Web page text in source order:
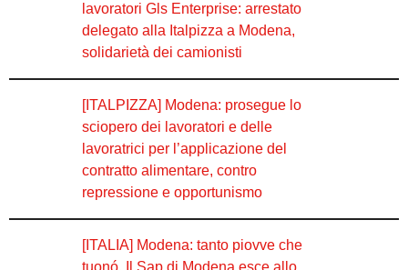
lavoratori Gls Enterprise: arrestato
delegato alla Italpizza a Modena,
solidarietà dei camionisti
[ITALPIZZA] Modena: prosegue lo
sciopero dei lavoratori e delle
lavoratrici per l’applicazione del
contratto alimentare, contro
repressione e opportunismo
[ITALIA] Modena: tanto piovve che